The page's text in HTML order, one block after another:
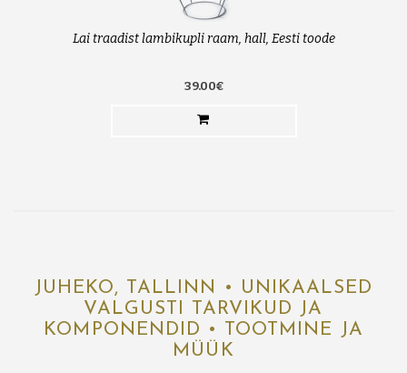
Lai traadist lambikupli raam, hall, Eesti toode
39.00€
JUHEKO, TALLINN • UNIKAALSED
VALGUSTI TARVIKUD JA
KOMPONENDID • TOOTMINE JA
MÜÜK